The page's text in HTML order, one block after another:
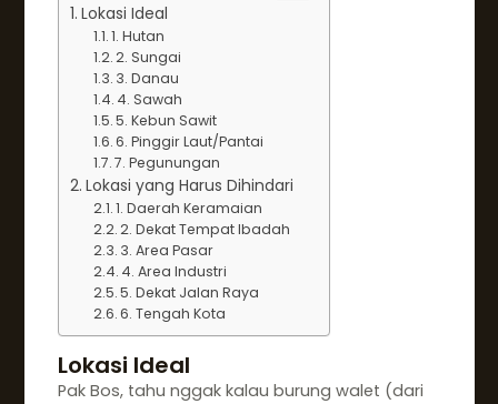
Lokasi Ideal
1. Hutan
2. Sungai
3. Danau
4. Sawah
5. Kebun Sawit
6. Pinggir Laut/Pantai
7. Pegunungan
Lokasi yang Harus Dihindari
1. Daerah Keramaian
2. Dekat Tempat Ibadah
3. Area Pasar
4. Area Industri
5. Dekat Jalan Raya
6. Tengah Kota
Lokasi Ideal
Pak Bos, tahu nggak kalau burung walet (dari